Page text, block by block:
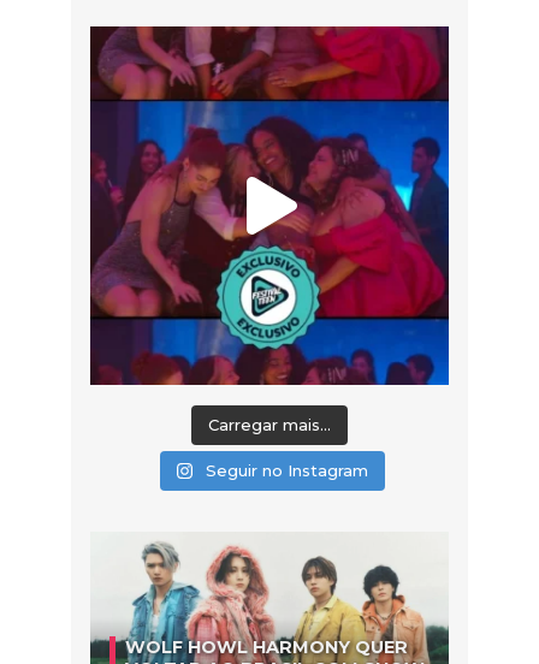
Carregar mais...
Seguir no Instagram
WOLF HOWL HARMONY QUER